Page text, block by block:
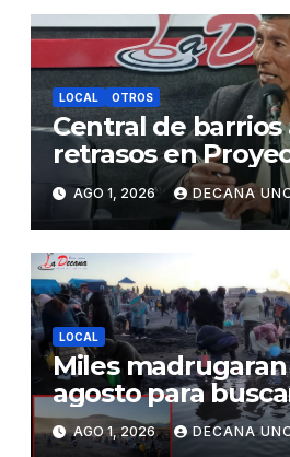
LOCAL OTROS
Central de
retrasos en
de Agua y
Juliaca
AGO 1, 2026 DECANA
LOCAL
Miles madrugaran
agosto para
piedrecillas en los
realizar la challa
AGO 1, 2026 DECANA